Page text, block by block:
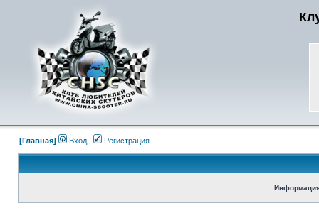
[Главная] Вход Регистрация